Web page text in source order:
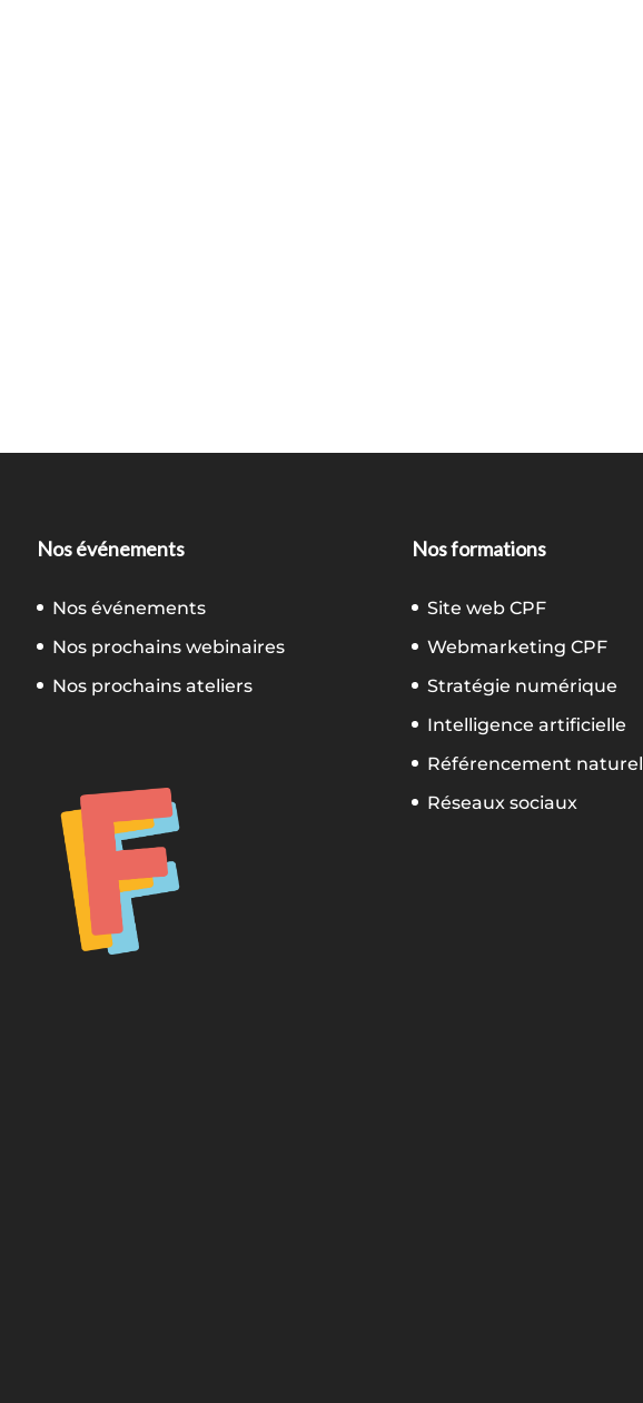
Nos événements
Nos événements
Nos prochains webinaires
Nos prochains ateliers
Nos formations
Site web CPF
Webmarketing CPF
Stratégie numérique
Intelligence artificielle
Référencement naturel
Réseaux sociaux